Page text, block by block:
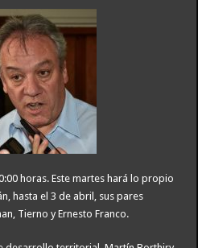
horas. Este martes hará lo propio
hasta el 3 de abril, sus pares
Tierno y Ernesto Franco.